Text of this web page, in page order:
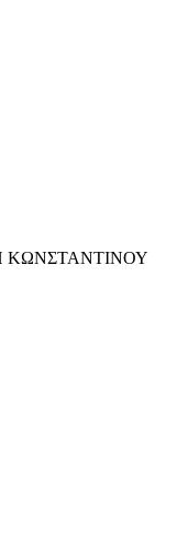
ΚΩΝΣΤΑΝΤΙΝΟΥ